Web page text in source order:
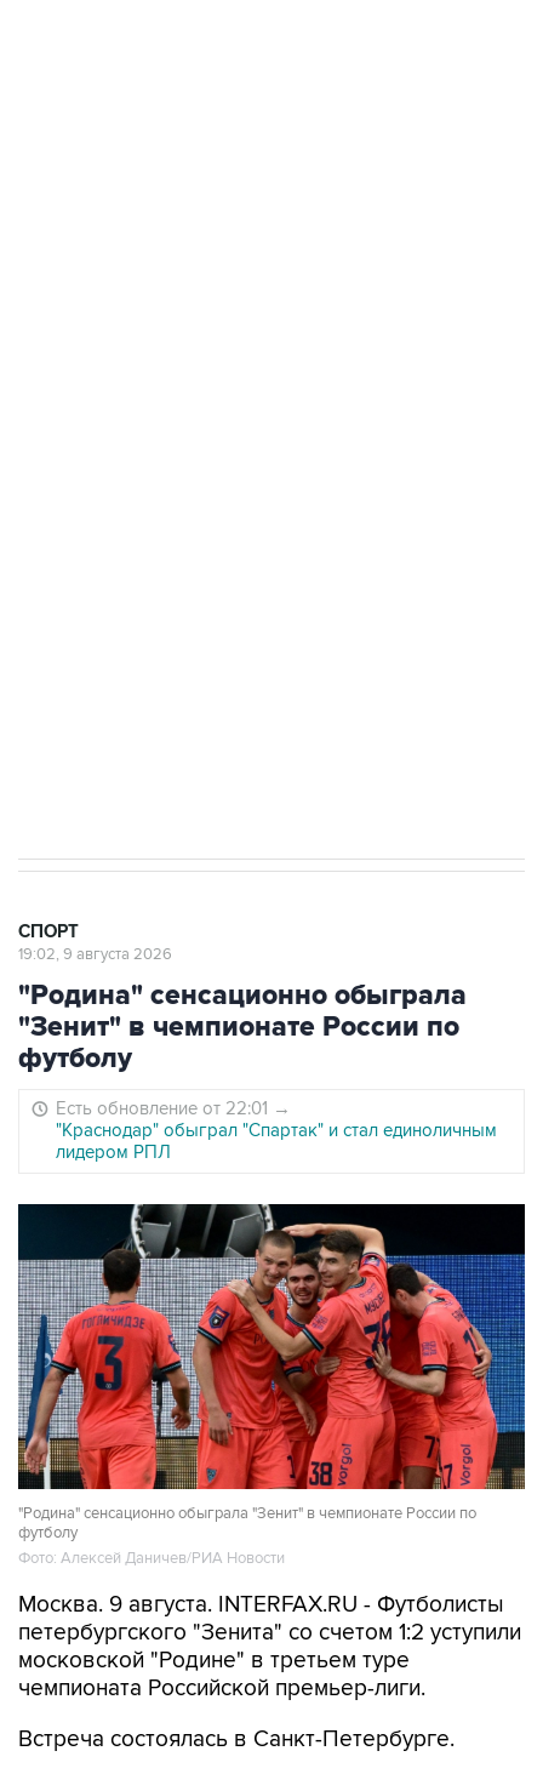
СПОРТ
19:02, 9 августа 2026
"Родина" сенсационно обыграла
"Зенит" в чемпионате России по
футболу
Есть обновление от 22:01 →
"Краснодар" обыграл "Спартак" и стал единоличным
лидером РПЛ
"Родина" сенсационно обыграла "Зенит" в чемпионате России по
футболу
Фото: Алексей Даничев/РИА Новости
Москва. 9 августа. INTERFAX.RU - Футболисты
петербургского "Зенита" со счетом 1:2 уступили
московской "Родине" в третьем туре
чемпионата Российской премьер-лиги.
Встреча состоялась в Санкт-Петербурге.